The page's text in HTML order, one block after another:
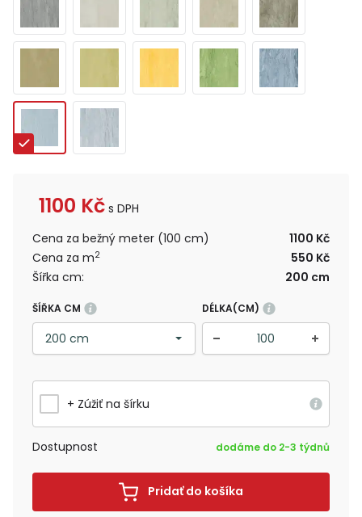
1100 Kč s DPH
Cena za bežný meter (100 cm)
1100 Kč
Cena za m2
550 Kč
Šířka cm:
200 cm
ŠÍŘKA CM DÉLKA(CM)
+ Zúžiť na šírku
Dostupnost dodáme do 2-3 týdnů
Pridať do košíka